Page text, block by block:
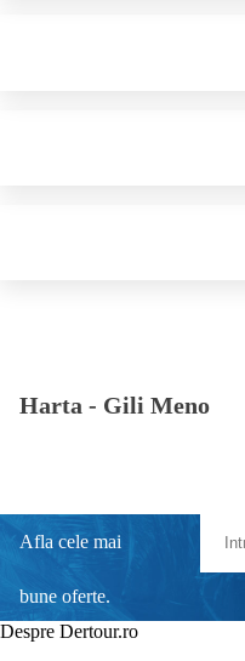
Harta - Gili Meno
Afla cele mai
bune oferte.
Despre Dertour.ro